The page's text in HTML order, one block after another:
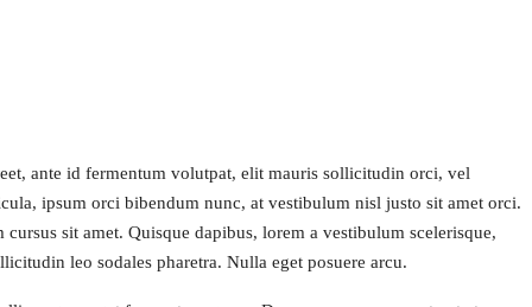
ante id fermentum volutpat, elit mauris sollicitudin orci, vel
ipsum orci bibendum nunc, at vestibulum nisl justo sit amet orci.
sit amet. Quisque dapibus, lorem a vestibulum scelerisque,
leo sodales pharetra. Nulla eget posuere arcu.